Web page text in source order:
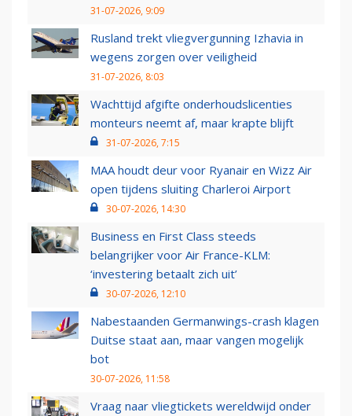
31-07-2026, 9:09
Rusland trekt vliegvergunning Izhavia in
wegens zorgen over veiligheid
31-07-2026, 8:03
Wachttijd afgifte onderhoudslicenties
monteurs neemt af, maar krapte blijft
31-07-2026, 7:15
MAA houdt deur voor Ryanair en Wizz Air
open tijdens sluiting Charleroi Airport
30-07-2026, 14:30
Business en First Class steeds
belangrijker voor Air France-KLM:
‘investering betaalt zich uit’
30-07-2026, 12:10
Nabestaanden Germanwings-crash klagen
Duitse staat aan, maar vangen mogelijk
bot
30-07-2026, 11:58
Vraag naar vliegtickets wereldwijd onder